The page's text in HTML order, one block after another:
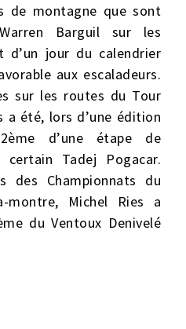
de montagne que sont
Barguil sur les
d’un jour du calendrier
aux escaladeurs.
sur les routes du Tour
a été, lors d’une édition
d’une étape de
Tadej Pogacar.
des Championnats du
montre, Michel Ries a
du Ventoux Denivelé